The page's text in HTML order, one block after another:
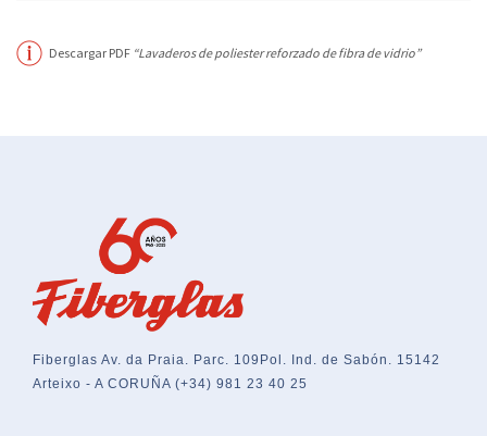
Descargar PDF “Lavaderos de poliester reforzado de fibra de vidrio”
Fiberglas Av. da Praia. Parc. 109 Pol. Ind. de Sabón. 15142
Arteixo - A CORUÑA (+34) 981 23 40 25